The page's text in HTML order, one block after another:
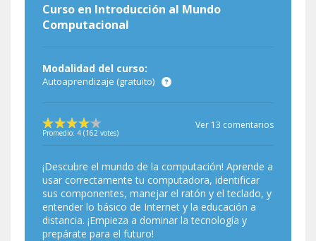
Curso en Introducción al Mundo
Computacional
Modalidad del curso:
Autoaprendizaje (gratuito)
Promedio: 4 (162 votes)
Ver 13 comentarios
¡Descubre el mundo de la computación! Aprende a
usar correctamente tu computadora, identificar
sus componentes, manejar el ratón y el teclado, y
entender lo básico de Internet y la educación a
distancia. ¡Empieza a dominar la tecnología y
prepárate para el futuro!